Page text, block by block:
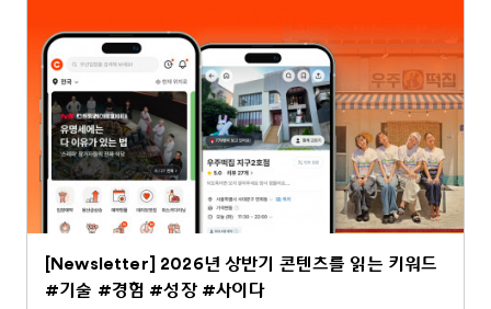
[Newsletter] 2026년 상반기 콘텐츠를 읽는 키워드
#기술 #경험 #성장 #사이다